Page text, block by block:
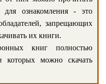
для ознакомления - это
запрещающих
их книги.
книг полностью
которых можно скачать